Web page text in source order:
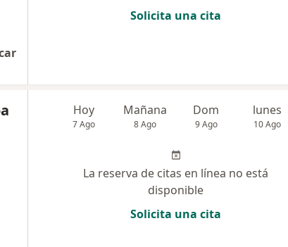
Solicita una cita
Hoy
7 Ago
Mañana
8 Ago
Dom
9 Ago
lunes
10 Ago
La reserva de citas en línea no está
disponible
Solicita una cita